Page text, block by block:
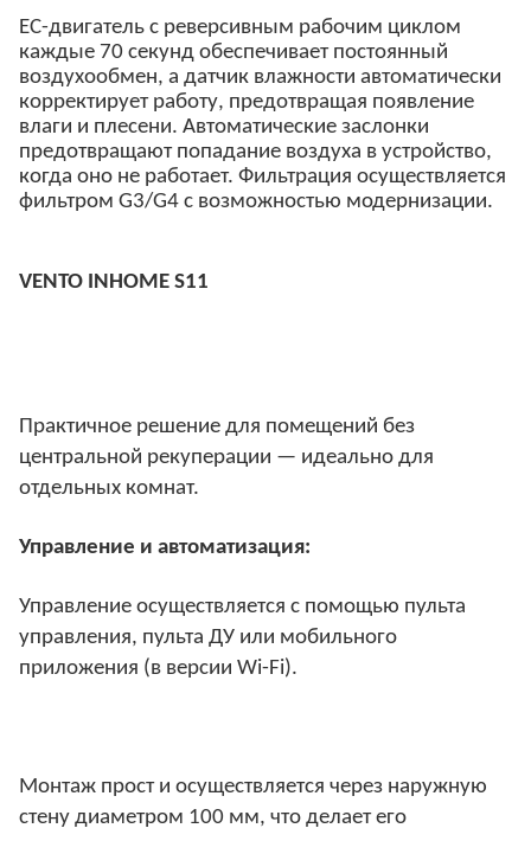
EC-двигатель с реверсивным рабочим циклом
каждые 70 секунд обеспечивает постоянный
воздухообмен, а датчик влажности автоматически
корректирует работу, предотвращая появление
влаги и плесени. Автоматические заслонки
предотвращают попадание воздуха в устройство,
когда оно не работает. Фильтрация осуществляется
фильтром G3/G4 с возможностью модернизации.
VENTO INHOME S11
Практичное решение для помещений без
центральной рекуперации — идеально для
отдельных комнат.
Управление и автоматизация:
Управление осуществляется с помощью пульта
управления, пульта ДУ или мобильного
приложения (в версии Wi-Fi).
Монтаж прост и осуществляется через наружную
стену диаметром 100 мм, что делает его